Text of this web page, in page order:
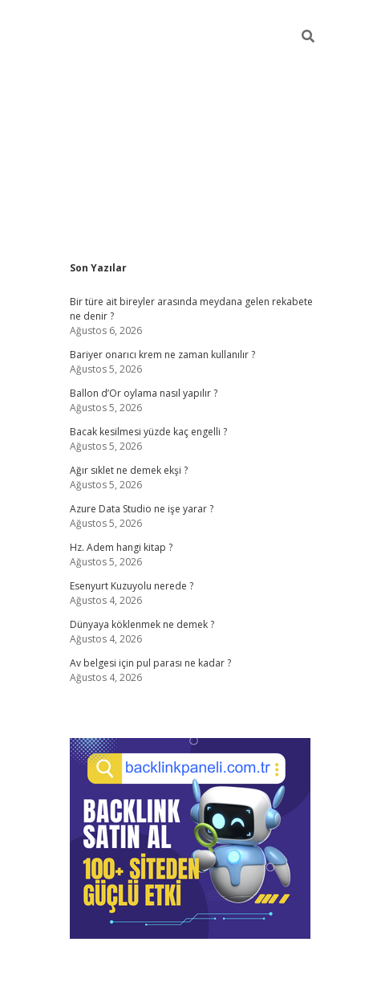
Sidebar
Son Yazılar
Bir türe ait bireyler arasında meydana gelen rekabete
ne denir ?
Ağustos 6, 2026
Bariyer onarıcı krem ne zaman kullanılır ?
Ağustos 5, 2026
Ballon d’Or oylama nasıl yapılır ?
Ağustos 5, 2026
Bacak kesilmesi yüzde kaç engelli ?
Ağustos 5, 2026
Ağır sıklet ne demek ekşi ?
Ağustos 5, 2026
Azure Data Studio ne işe yarar ?
Ağustos 5, 2026
Hz. Adem hangi kitap ?
Ağustos 5, 2026
Esenyurt Kuzuyolu nerede ?
Ağustos 4, 2026
Dünyaya köklenmek ne demek ?
Ağustos 4, 2026
Av belgesi için pul parası ne kadar ?
Ağustos 4, 2026